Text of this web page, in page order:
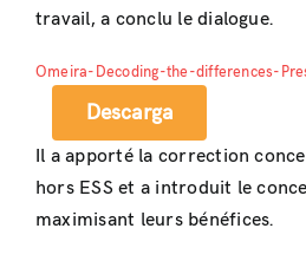
travail, a conclu le dialogue.
Omeira-Decoding-the-differences-
Descarga
Il a apporté la correction
hors ESS et a introduit le
maximisant leurs bénéfices.